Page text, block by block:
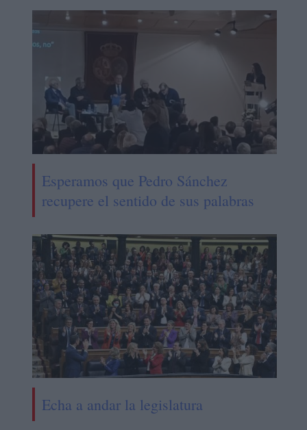
Esperamos que Pedro Sánchez
recupere el sentido de sus palabras
Echa a andar la legislatura